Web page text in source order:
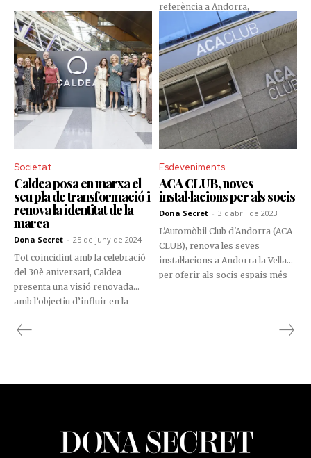
és un servei innovador en
l’àmbit de l’ordre i l’organització
de tota mena d’espais, que
treballa per oferir a la ciutadania
una manera de reduir l’estrès i
augmentar el benestar a les
seves llars. El nom de l’empresa
prové de l’abreviació de la
paraula Ikigai, concepte
provinent del Japó que fa
referència a Andorra,
Perfumeria Júlia ha renovat les
seves instal·lacions, inaugurant
nous espais i incorporant
marques exclusives. Aquesta
oferta, sumada a la ja
implementada en els darrers
anys per Júlia i els partners de
serveis, transforma el centre en
una destinació imprescindible
per a andorrans, residents i
turistes.
Societat
Caldea posa en marxa el
seu pla de transformació i
renova la identitat de la
marca
Dona Secret - 25 de juny de 2024
Tot coincidint amb la celebració
del 30è aniversari, Caldea
presenta una visió renovada
amb l’objectiu d’influir en la
accessible a tothom a través de
Esdeveniments
ACA CLUB, noves
instal·lacions per als socis
Dona Secret - 3 d'abril de 2023
L'Automòbil Club d'Andorra (ACA
CLUB), renova les seves
instal·lacions a Andorra la Vella
per oferir als socis espais més